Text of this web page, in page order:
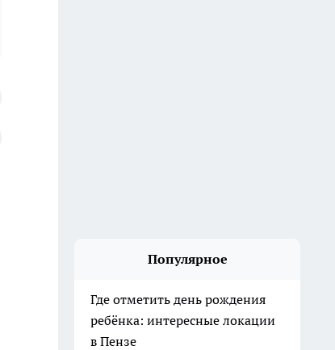
Популярное
Где отметить день рождения
ребёнка: интересные локации
в Пензе